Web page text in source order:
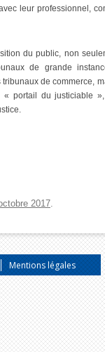
leur professionnel,
du public, non
de grande
tribunaux de commerce,
« portail du justiciable
2017.
Mentions légales